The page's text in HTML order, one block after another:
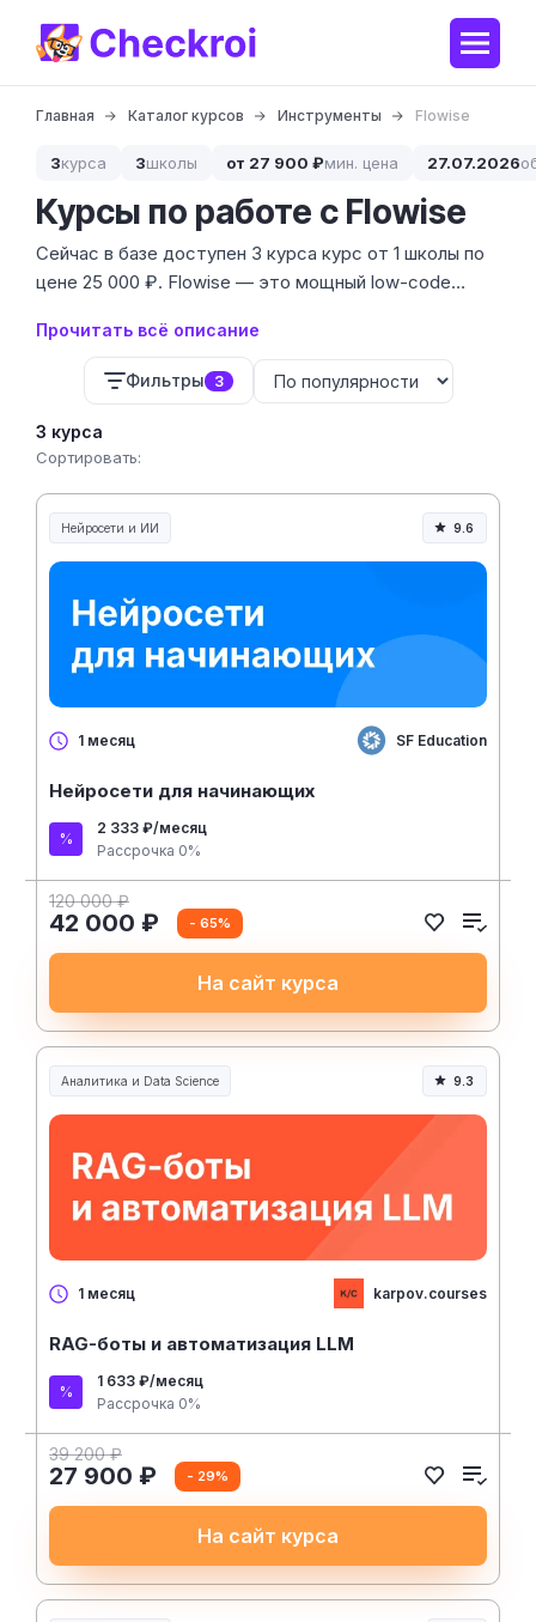
Главная Каталог курсов Инструменты Flowise
3курса 3школы от 27 900 ₽мин. цена 27.07.2026
Курсы по работе с Flowise
Сейчас в базе доступен 3 курса курс от 1 школы по
цене 25 000 ₽. Flowise — это мощный low-code
AI-приложения и цепочки LangChain простым
перетаскиванием блоков, не погружаясь в дебри
Python-кода.
Прочитать всё описание
Фильтры 3
3 курса
Сортировать:
Нейросети и ИИ
Нейросети и искусственный интеллект
9.6
1 месяц SF Education
Нейросети для начинающих
2 333 ₽/месяц
Рассрочка 0%
120 000 ₽
42 000 ₽ - 65%
На сайт курса
Аналитика и Data Science 9.3
1 месяц karpov.courses
RAG-боты и автоматизация LLM
1 633 ₽/месяц
Рассрочка 0%
39 200 ₽
27 900 ₽ - 29%
На сайт курса